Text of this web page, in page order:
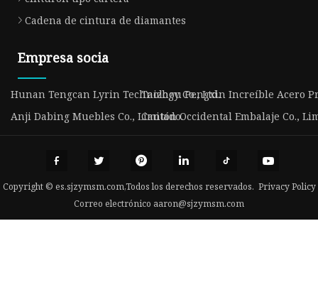
Cadena de cintura de diamantes
Empresa socia
Hunan Tengcan Lyrin Technology Co., Ltd.Taizhou Pengxin Increíble Acero
Anji Dabing Muebles Co., Limitado.Cantón Occidental Embalaje Co.,
Copyright © es.sjzymsm.com,Todos los derechos reservados. Privacy Policy
Correo electrónico aaron@sjzymsm.com